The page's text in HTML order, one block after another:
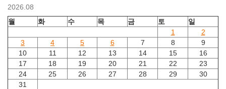
2026.08
월
화 수 목 금 토
일
1
2
3
4 5 6 7 8
9
10
11 12 13 14 15
16
17
18 19 20 21 22
23
24
25 26 27 28 29
30
31